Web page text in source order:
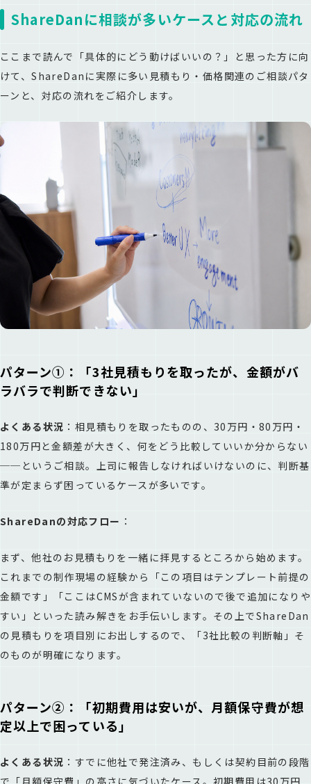
ShareDanに相談が多いケースと対応の流れ
ここまで読んで「具体的にどう動けばいいの？」と思った方に向
けて、ShareDanに実際に多い見積もり・価格関連のご相談パタ
ーンと、対応の流れをご紹介します。
パターン①：「3社見積もりを取ったが、金額がバ
ラバラで判断できない」
よくある状況 ：相見積もりを取ったものの、30万円・80万円・
180万円と金額差が大きく、何をどう比較していいか分からない
──というご相談。上司に報告しなければいけないのに、判断基
準が定まらず困っているケースが多いです。
ShareDanの対応フロー ：
まず、他社のお見積もりを一緒に拝見するところから始めます。
これまでの制作現場の経験から「この項目はテンプレート前提の
金額です」「ここはCMSが含まれていないので後で追加になりや
すい」といった読み解きをお手伝いします。その上でShareDan
の見積もりを項目別にお出しするので、「3社比較の判断軸」そ
のものが明確になります。
パターン②：「初期費用は安いが、月額保守費が想
定以上で困っている」
よくある状況 ：すでに他社で発注済み、もしくは契約目前の段階